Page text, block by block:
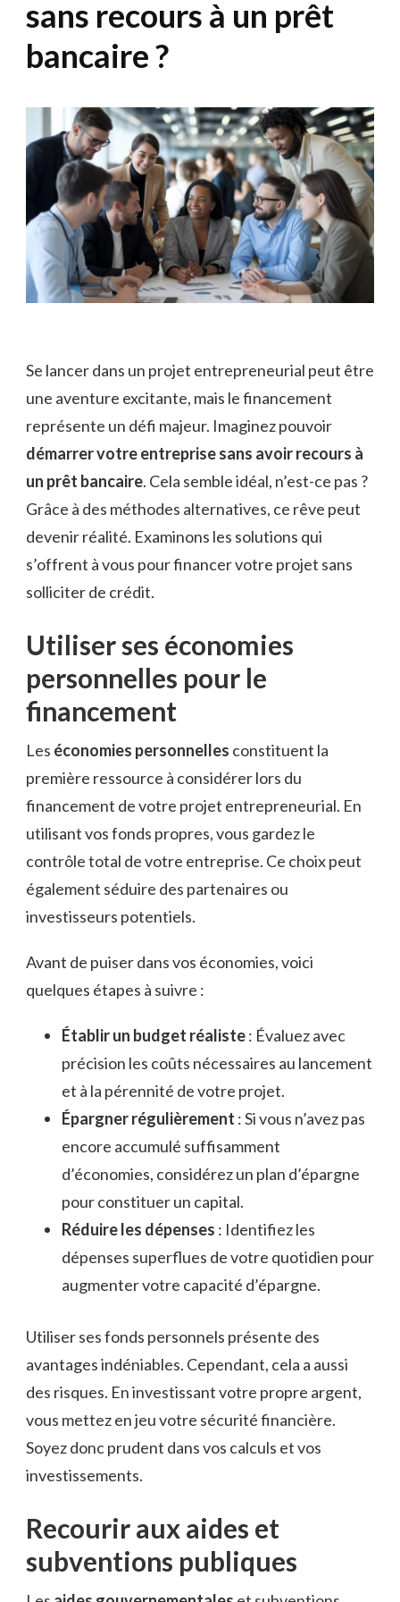
sans recours à un prêt
bancaire ?
Se lancer dans un projet entrepreneurial peut être
une aventure excitante, mais le financement
représente un défi majeur. Imaginez pouvoir
démarrer votre entreprise sans avoir recours à
un prêt bancaire. Cela semble idéal, n’est-ce pas ?
Grâce à des méthodes alternatives, ce rêve peut
devenir réalité. Examinons les solutions qui
s’offrent à vous pour financer votre projet sans
solliciter de crédit.
Utiliser ses économies
personnelles pour le
financement
Les économies personnelles constituent la
première ressource à considérer lors du
financement de votre projet entrepreneurial. En
utilisant vos fonds propres, vous gardez le
contrôle total de votre entreprise. Ce choix peut
également séduire des partenaires ou
investisseurs potentiels.
Avant de puiser dans vos économies, voici
quelques étapes à suivre :
Établir un budget réaliste: Évaluez avec
précision les coûts nécessaires au lancement
et à la pérennité de votre projet.
Épargner régulièrement : Si vous n’avez pas
encore accumulé suffisamment
d’économies, considérez un plan d’épargne
pour constituer un capital.
Réduire les dépenses : Identifiez les
dépenses superflues de votre quotidien pour
augmenter votre capacité d’épargne.
Utiliser ses fonds personnels présente des
avantages indéniables. Cependant, cela a aussi
des risques. En investissant votre propre argent,
vous mettez en jeu votre sécurité financière.
Soyez donc prudent dans vos calculs et vos
investissements.
Recourir aux aides et
subventions publiques